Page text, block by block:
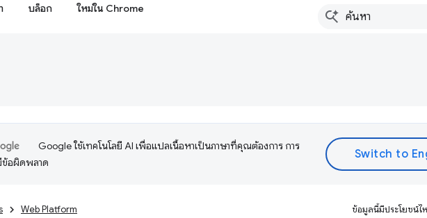
บล็อก ใหม่ใน Chrome
Google ใช้เทคโนโลยี AI เพื่อแปลเนื้อหาเป็นภาษาที่คุณต้องการ การ
ข้อผิดพลาด
Web Platform ข้อมูลนี้มีประโยชน์ไ